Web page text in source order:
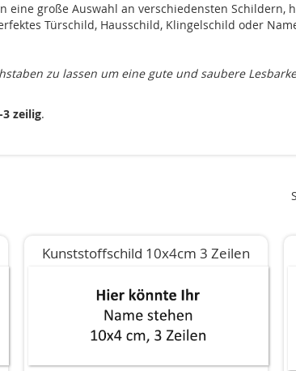
eine große Auswahl an verschiedensten Schildern,
Türschild, Hausschild, Klingelschild oder
zu lassen um eine gute und saubere
3 zeilig.
Kunststoffschild 10x4cm 3 Zeilen